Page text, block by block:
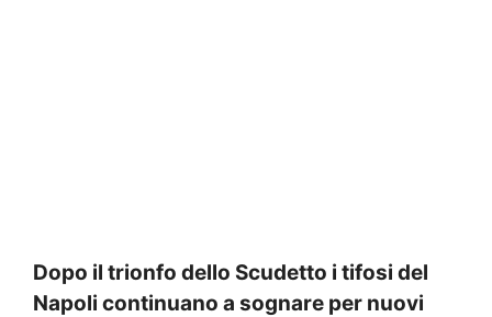
Dopo il trionfo dello Scudetto i tifosi del
Napoli continuano a sognare per nuovi